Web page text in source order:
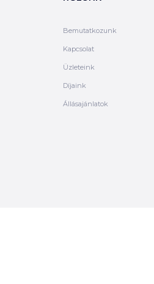
Bemutatkozunk
Kapcsolat
Üzleteink
Díjaink
Állásajánlatok